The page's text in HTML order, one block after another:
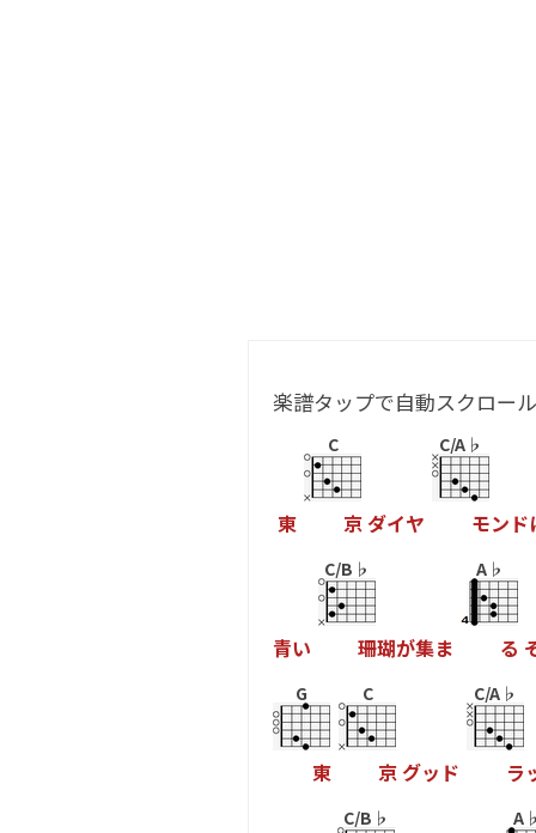
楽譜タップで自動スクロー
東
C
京ダイヤ
C/A♭
モン ド
青い
C/B♭
珊瑚が集ま
A♭
る
G
東
C
京 グッ ド
C/A♭
ラ
C/B♭